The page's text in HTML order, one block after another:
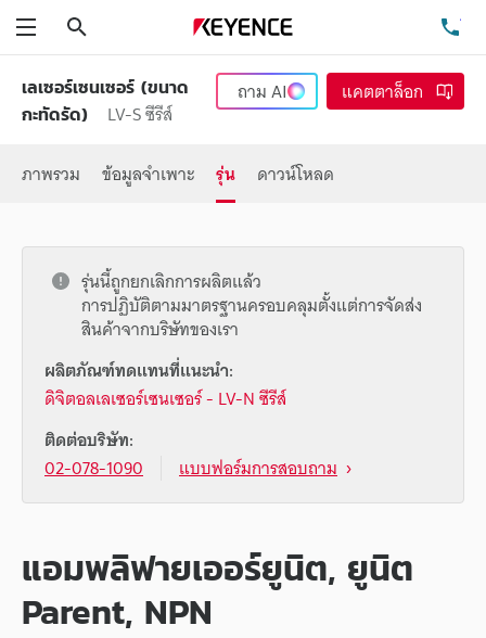
เลเซอร์เซนเซอร์ (ขนาด
กะทัดรัด)
LV-S ซีรีส์
ถามAI แคตตาล็อก
ภาพรวม ข้อมูลจำเพาะ รุ่น ดาวน์โหลด
รุ่นนี้ถูกยกเลิกการผลิตแล้ว
การปฏิบัติตามมาตรฐานครอบคลุมตั้งแต่การจัดส่ง
สินค้าจากบริษัทของเรา
ผลิตภัณฑ์ทดแทนที่แนะนำ:
ดิจิตอลเลเซอร์เซนเซอร์ - LV-N ซีรีส์
ติดต่อบริษัท:
02-078-1090
แบบฟอร์มการสอบถาม
แอมพลิฟายเออร์ยูนิต, ยูนิต
Parent, NPN